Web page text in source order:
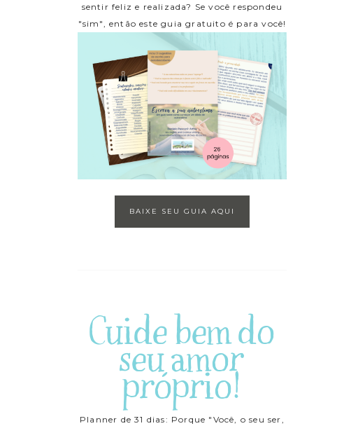
sentir feliz e realizada? Se você respondeu
"sim", então este guia gratuito é para você!
BAIXE SEU GUIA AQUI
Cuide bem do
seu amor
próprio!
Planner de 31 dias: Porque "Você, o seu ser,